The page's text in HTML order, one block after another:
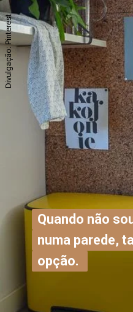
Quando não
numa parede,
opção.
Quando não
numa parede,
opção.
Divulgação: Pinterest